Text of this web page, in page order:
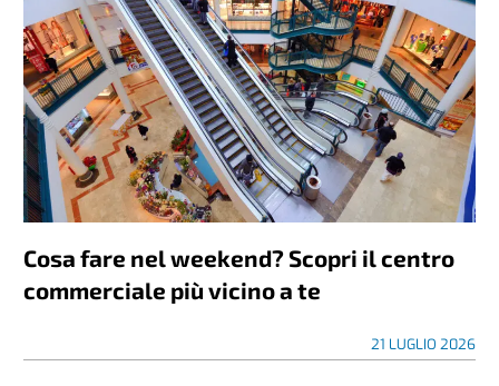
Cosa fare nel weekend? Scopri il centro
commerciale più vicino a te
21 LUGLIO 2026